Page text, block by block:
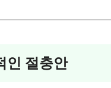
인 절충안